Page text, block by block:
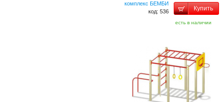
комплекс БЕМБИ
код: 536
Купить
есть в наличии